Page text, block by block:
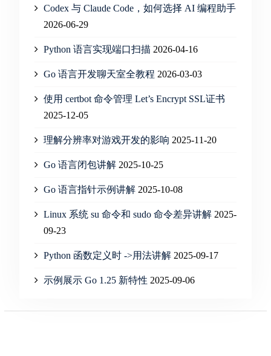
Codex 与 Claude Code，如何选择 AI 编程助手
2026-06-29
Python 语言实现端口扫描 2026-04-16
Go 语言开发聊天室全教程 2026-03-03
使用 certbot 命令管理 Let’s Encrypt SSL证书
2025-12-05
理解分辨率对游戏开发的影响 2025-11-20
Go 语言闭包讲解 2025-10-25
Go 语言指针示例讲解 2025-10-08
Linux 系统 su 命令和 sudo 命令差异讲解 2025-
09-23
Python 函数定义时 ->用法讲解 2025-09-17
示例展示 Go 1.25 新特性 2025-09-06